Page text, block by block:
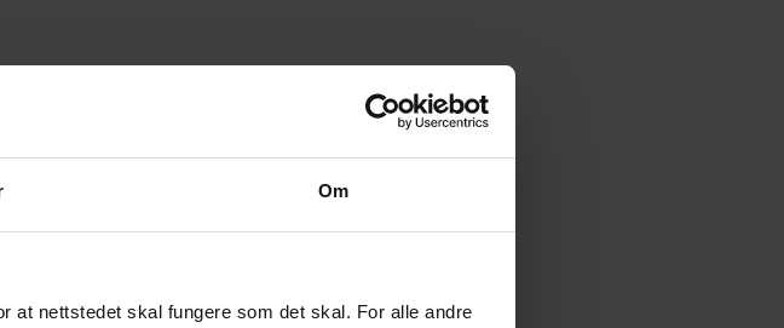
Om
at nettstedet skal fungere som det skal. For alle andre
Fyll